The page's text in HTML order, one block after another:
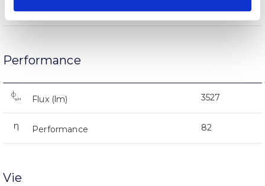
Corps AL iap
Performance
Flux (lm) 3527
Performance 82
Vie